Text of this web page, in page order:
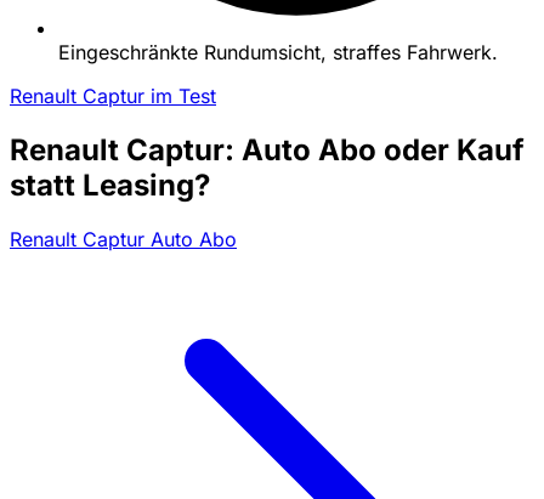
Eingeschränkte Rundumsicht, straffes Fahrwerk.
Renault Captur im Test
Renault Captur: Auto Abo oder Kauf
statt Leasing?
Renault Captur Auto Abo